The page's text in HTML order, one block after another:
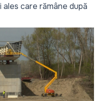
care rămâne după